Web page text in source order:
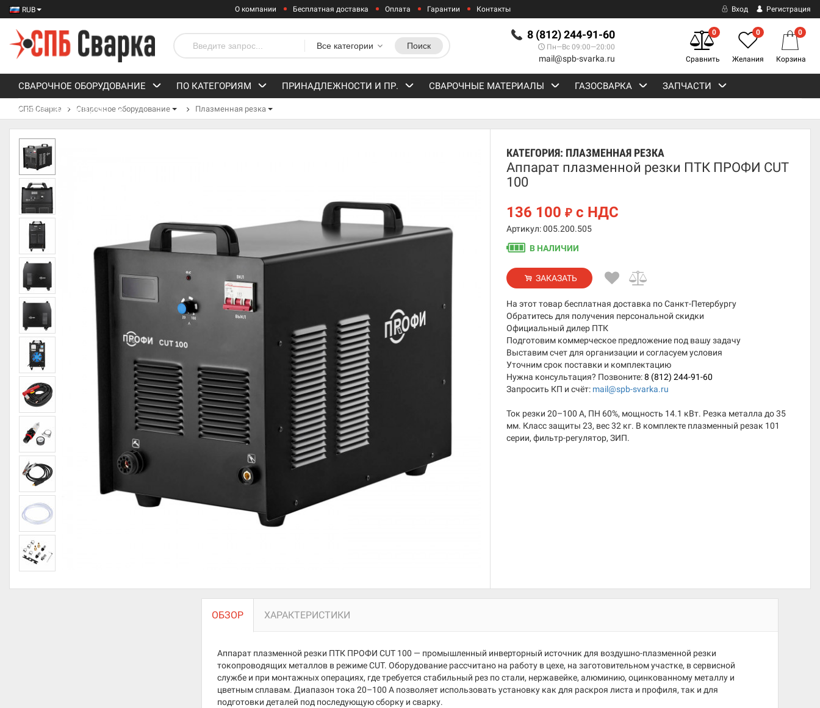
RUB О компании Бесплатная доставка Оплата Гарантии Контакты Вход Регистрация
8 (812) 244-91-60
Пн—Вс 09:00—20:00
mail@spb-svarka.ru
Все категории Поиск
0
Сравнить
0
Желания
0
Корзина
СВАРОЧНОЕ ОБОРУДОВАНИЕ ПО КАТЕГОРИЯМ ПРИНАДЛЕЖНОСТИ И ПР. СВАРОЧНЫЕ МАТЕРИАЛЫ ГАЗОСВАРКА ЗАПЧАСТИ
СРЕДСТВА ЗАЩИТЫ
СПБ Сварка Сварочное оборудование Плазменная резка
КАТЕГОРИЯ: ПЛАЗМЕННАЯ РЕЗКА
Аппарат плазменной резки ПТК ПРОФИ CUT
100
136 100₽ с НДС
Артикул: 005.200.505
В НАЛИЧИИ
ЗАКАЗАТЬ
На этот товар бесплатная доставка по Санкт-Петербургу
Обратитесь для получения персональной скидки
Официальный дилер ПТК
Подготовим коммерческое предложение под вашу задачу
Выставим счет для организации и согласуем условия
Уточним срок поставки и комплектацию
Нужна консультация? Позвоните:8 (812) 244-91-60
Запросить КП и счёт: mail@spb-svarka.ru
Ток резки 20–100 А, ПН 60%, мощность 14.1 кВт. Резка металла до 35
мм. Класс защиты 23, вес 32 кг. В комплекте плазменный резак 101
серии, фильтр-регулятор, ЗИП.
ОБЗОР ХАРАКТЕРИСТИКИ
Аппарат плазменной резки ПТК ПРОФИ CUT 100 — промышленный инверторный источник для воздушно-плазменной резки
токопроводящих металлов в режиме CUT. Оборудование рассчитано на работу в цехе, на заготовительном участке, в сервисной
службе и при монтажных операциях, где требуется стабильный рез по стали, нержавейке, алюминию, оцинкованному металлу и
цветным сплавам. Диапазон тока 20–100 А позволяет использовать установку как для раскроя листа и профиля, так и для
подготовки деталей под последующую сборку и сварку.